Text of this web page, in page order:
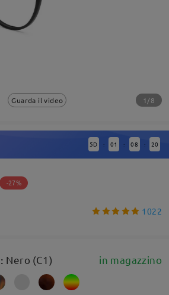
Guarda il video 1/8
5D : 01 : 08 : 19
-27%
1022
: Nero (C1) in magazzino